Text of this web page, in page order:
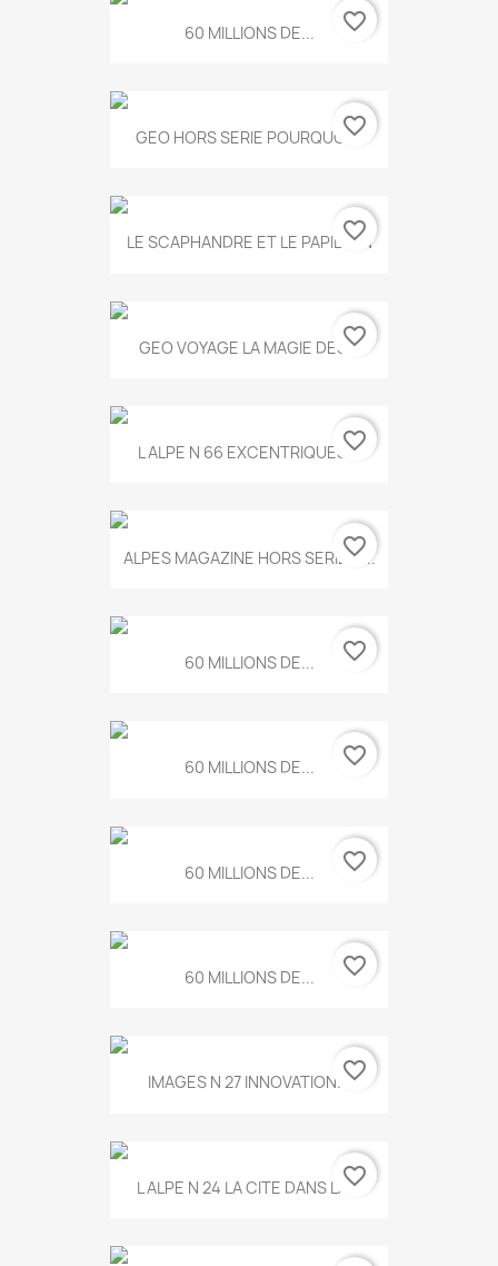
60 MILLIONS DE... favorite_border
GEO HORS SERIE POURQUOI...
favorite_border
LE SCAPHANDRE ET LE PAPILLON
favorite_border
GEO VOYAGE LA MAGIE DES...
favorite_border
L ALPE N 66 EXCENTRIQUES...
favorite_border
ALPES MAGAZINE HORS SERIE N...
favorite_border
60 MILLIONS DE... favorite_border
60 MILLIONS DE... favorite_border
60 MILLIONS DE... favorite_border
60 MILLIONS DE... favorite_border
IMAGES N 27 INNOVATION...favorite_border
L ALPE N 24 LA CITE DANS LA...
favorite_border